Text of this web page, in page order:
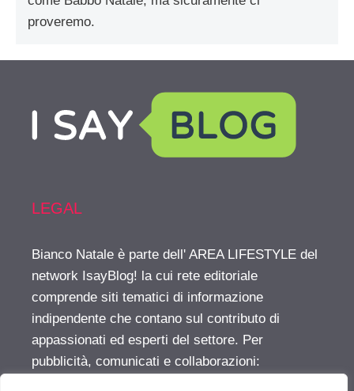
proveremo.
LEGAL
Bianco Natale è parte dell' AREA LIFESTYLE del
network IsayBlog! la cui rete editoriale
comprende siti tematici di informazione
indipendente che contano sul contributo di
appassionati ed esperti del settore. Per
pubblicità, comunicati e collaborazioni: